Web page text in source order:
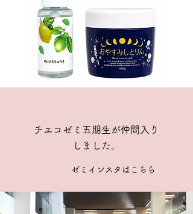
チエコゼミ五期生が仲間入り
しました。
ゼミインスタはこちら